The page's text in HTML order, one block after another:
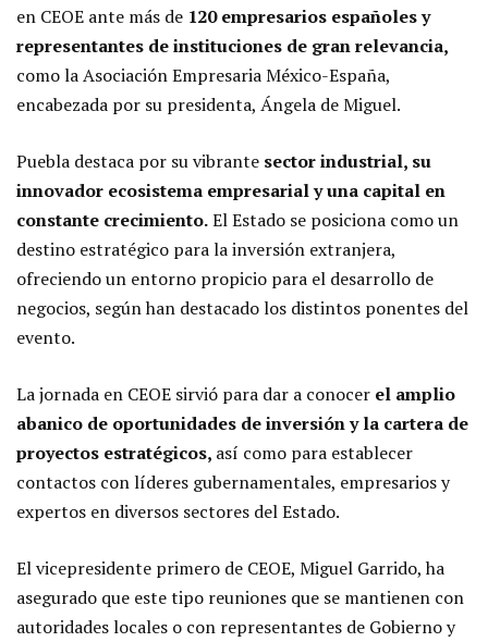
en CEOE ante más de 120 empresarios españoles y
representantes de instituciones de gran relevancia,
como la Asociación Empresaria México-España,
encabezada por su presidenta, Ángela de Miguel.
Puebla destaca por su vibrante sector industrial, su
innovador ecosistema empresarial y una capital en
constante crecimiento.El Estado se posiciona como un
destino estratégico para la inversión extranjera,
ofreciendo un entorno propicio para el desarrollo de
negocios, según han destacado los distintos ponentes del
evento.
La jornada en CEOE sirvió para dar a conocer el amplio
abanico de oportunidades de inversión y la cartera de
proyectos estratégicos, así como para establecer
contactos con líderes gubernamentales, empresarios y
expertos en diversos sectores del Estado.
El vicepresidente primero de CEOE, Miguel Garrido, ha
asegurado que este tipo reuniones que se mantienen con
autoridades locales o con representantes de Gobierno y